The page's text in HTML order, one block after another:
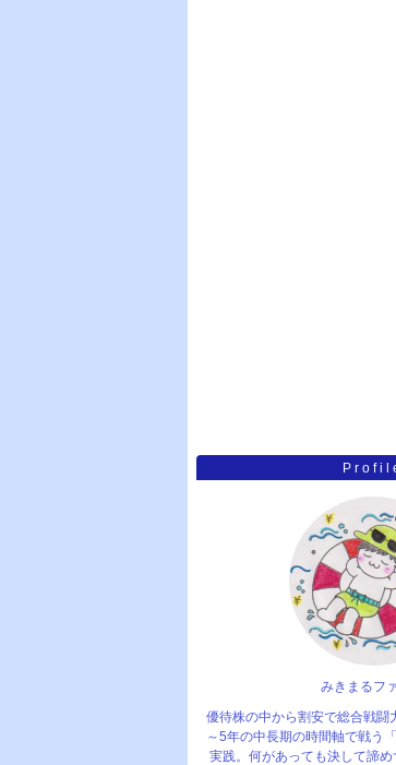
みきまるフ
優待株の中から割安で総合戦闘
～5年の中長期の時間軸で戦う
実践。何があっても決して諦